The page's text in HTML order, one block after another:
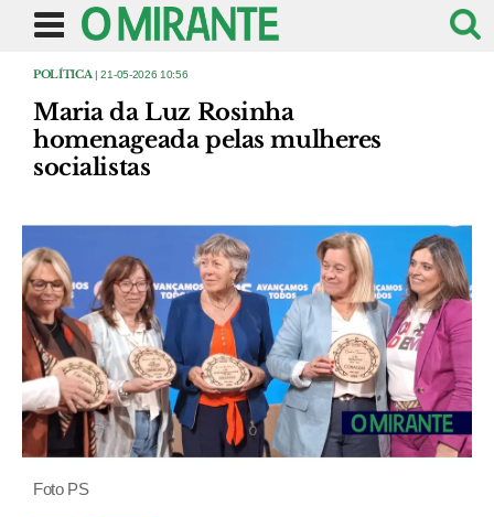
POLÍTICA | 21-05-2026 10:56
Maria da Luz Rosinha
homenageada pelas mulheres
socialistas
Foto PS